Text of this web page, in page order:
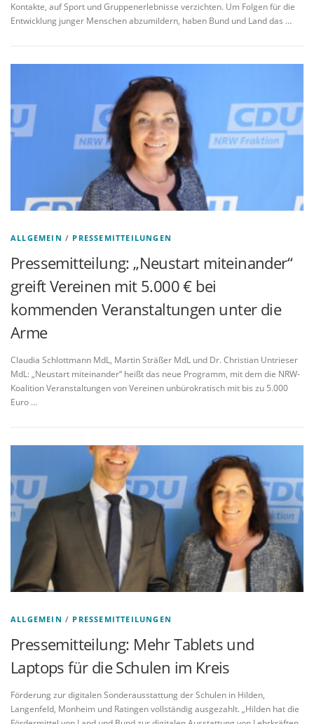
Kontakte, auf Sport und Gruppenerlebnisse verzichten. Um Folgen für die
Entwicklung junger Menschen abzumildern, haben Bund und Land das …
ALLGEMEIN / PRESSEMITTEILUNGEN
Pressemitteilung: „Neustart miteinander“
greift Vereinen mit 5.000 € bei
kommenden Veranstaltungen unter die
Arme
Claudia Schlottmann MdL, Martin Sträßer MdL und Dr. Christian Untrieser
MdL: „Neustart miteinander“ heißt das neue Programm, mit dem die NRW-
Koalition Veranstaltungen von Vereinen unbürokratisch mit bis zu 5.000
Euro …
ALLGEMEIN / PRESSEMITTEILUNGEN
Pressemitteilung: Mehr Tablets und
Laptops für die Schulen im Kreis
Förderung zur digitalen Sonderausstattung der Schulen in Hilden,
Langenfeld, Monheim und Ratingen vollständig ausgezahlt. „Hilden hat die